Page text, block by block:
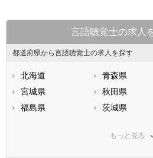
言語聴覚士の求人
都道府県から言語聴覚士の求人を探す
北海道 青森県
宮城県
秋田県
福島県
茨城県
神奈川県
もっと見る